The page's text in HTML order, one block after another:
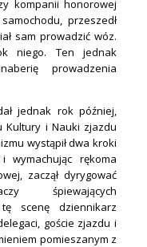
kompanii honorowej
przeszedł
sam prowadzić wóz.
niego. Ten jednak
prowadzenia
jednak rok później,
Kultury i Nauki zjazdu
wystąpił dwa kroki
rękoma
zaczął dyrygować
śpiewających
tę scenę dziennikarz
goście zjazdu i
pomieszanym z